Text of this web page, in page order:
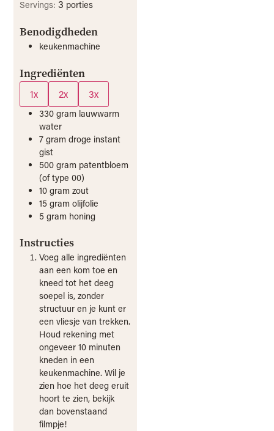
Servings:3 porties
Benodigdheden
keukenmachine
Ingrediënten
1x 2x 3x
330 gram lauwwarm
water
7 gram droge instant
gist
500 gram patentbloem
(of type 00)
10 gram zout
15 gram olijfolie
5 gram honing
Instructies
Voeg alle ingrediënten
aan een kom toe en
kneed tot het deeg
soepel is, zonder
structuur en je kunt er
een vliesje van trekken.
Houd rekening met
ongeveer 10 minuten
kneden in een
keukenmachine. Wil je
zien hoe het deeg eruit
hoort te zien, bekijk
dan bovenstaand
filmpje!